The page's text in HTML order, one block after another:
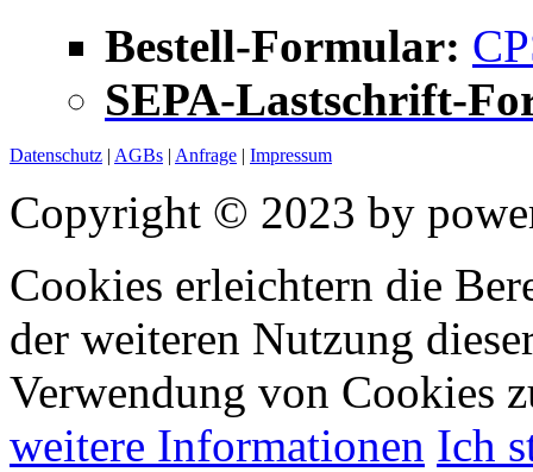
Bestell-Formular:
SEPA-Lastschrift-
Datenschutz | AGBs | Anfrage | Impressum
Copyright © 2023 by
Cookies erleichtern die
der weiteren Nutzung
Verwendung von Cookies
weitere Informationen Ich